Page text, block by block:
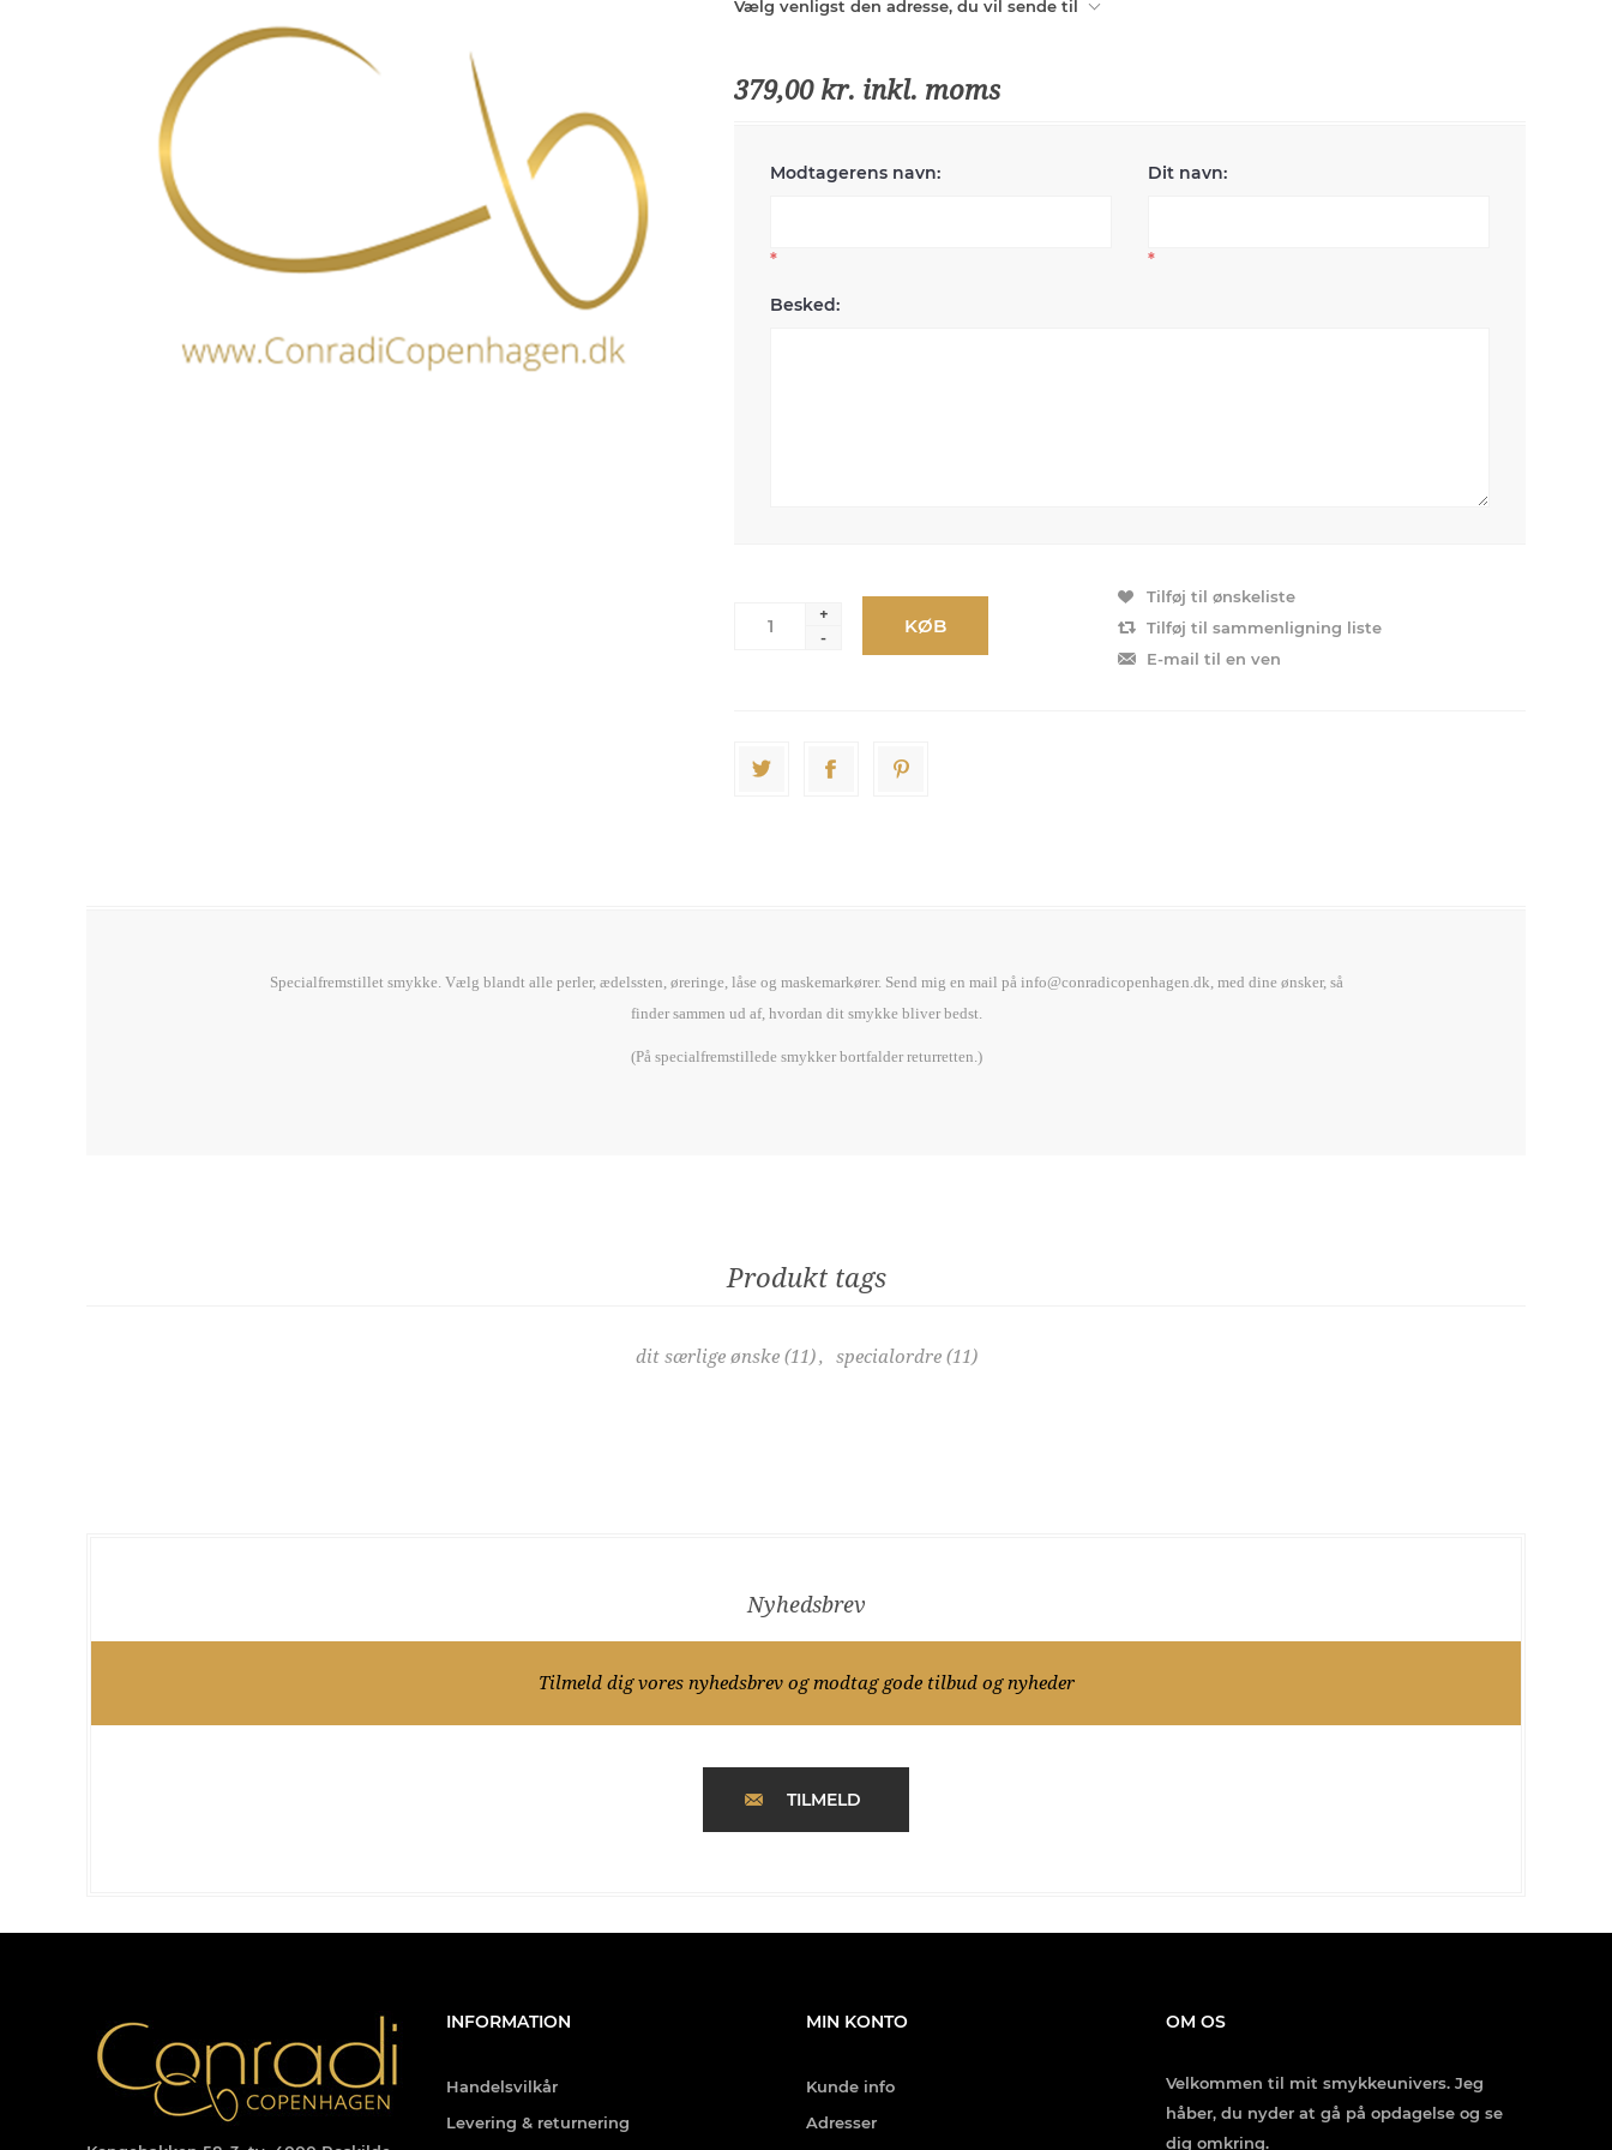
Vælg venligst den adresse, du vil sende til
379,00 kr. inkl. moms
Modtagerens navn:
*
Dit navn:
*
Besked:
+
-
KØB
Tilføj til ønskeliste
Tilføj til sammenligning liste
E-mail til en ven
Specialfremstillet smykke. Vælg blandt alle perler, ædelssten, øreringe, låse og maskemarkører. Send mig en mail på info@conradicopenhagen.dk, med dine ønsker, så
finder sammen ud af, hvordan dit smykke bliver bedst.
(På specialfremstillede smykker bortfalder returretten.)
Produkt tags
dit særlige ønske (11), specialordre (11)
Nyhedsbrev
Tilmeld dig vores nyhedsbrev og modtag gode tilbud og nyheder
TILMELD
INFORMATION
Handelsvilkår
Levering & returnering
MIN KONTO
Kunde info
Adresser
OM OS
Velkommen til mit smykkeunivers. Jeg
håber, du nyder at gå på opdagelse og se
dig omkring.